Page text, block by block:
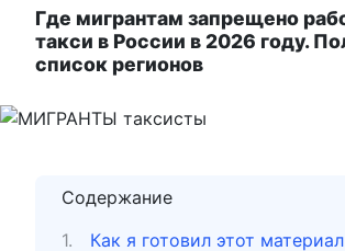
у
Где мигрантам запрещено
такси в России в 2026 году.
список регионов
Содержание
Как я готовил этот материал